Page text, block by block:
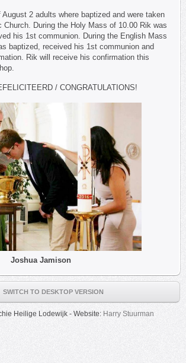
2 adults where baptized and were taken
Church. During the Holy Mass of 10.00 Rik was
his 1st communion. During the English Mass
baptized, received his 1st communion and
Rik will receive his confirmation this
/ CONGRATULATIONS!
Joshua Jamison
SWITCH TO DESKTOP VERSION
Heilige Lodewijk - Website: Harry Stuurman